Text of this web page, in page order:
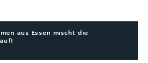
aus Essen mischt die